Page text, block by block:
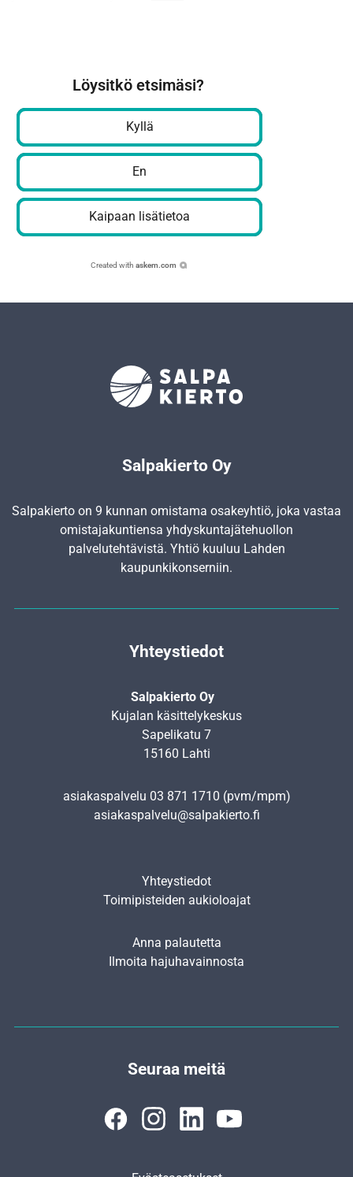
Löysitkö etsimäsi?
Kyllä
En
Kaipaan lisätietoa
Created with askem.com
Salpakierto Oy
Salpakierto on 9 kunnan omistama osakeyhtiö, joka vastaa
omistajakuntiensa yhdyskunta­jätehuollon
palvelutehtävistä. Yhtiö kuuluu Lahden
kaupunkikonserniin.
Yhteystiedot
Salpakierto Oy
Kujalan käsittelykeskus
Sapelikatu 7
15160 Lahti
asiakaspalvelu 03 871 1710 (pvm/mpm)
asiakaspalvelu@salpakierto.fi
Yhteystiedot
Toimipisteiden aukioloajat
Anna palautetta
Ilmoita hajuhavainnosta
Seuraa meitä